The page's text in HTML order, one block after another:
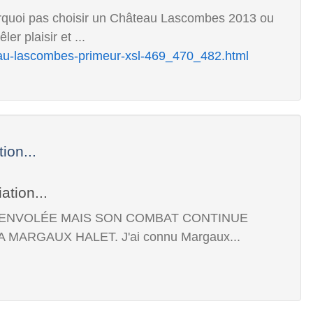
pas choisir un Château Lascombes 2013 ou
plaisir et ...
lascombes-primeur-xsl-469_470_482.html
MAIS SON COMBAT CONTINUE
MARGAUX HALET. J'ai connu Margaux...